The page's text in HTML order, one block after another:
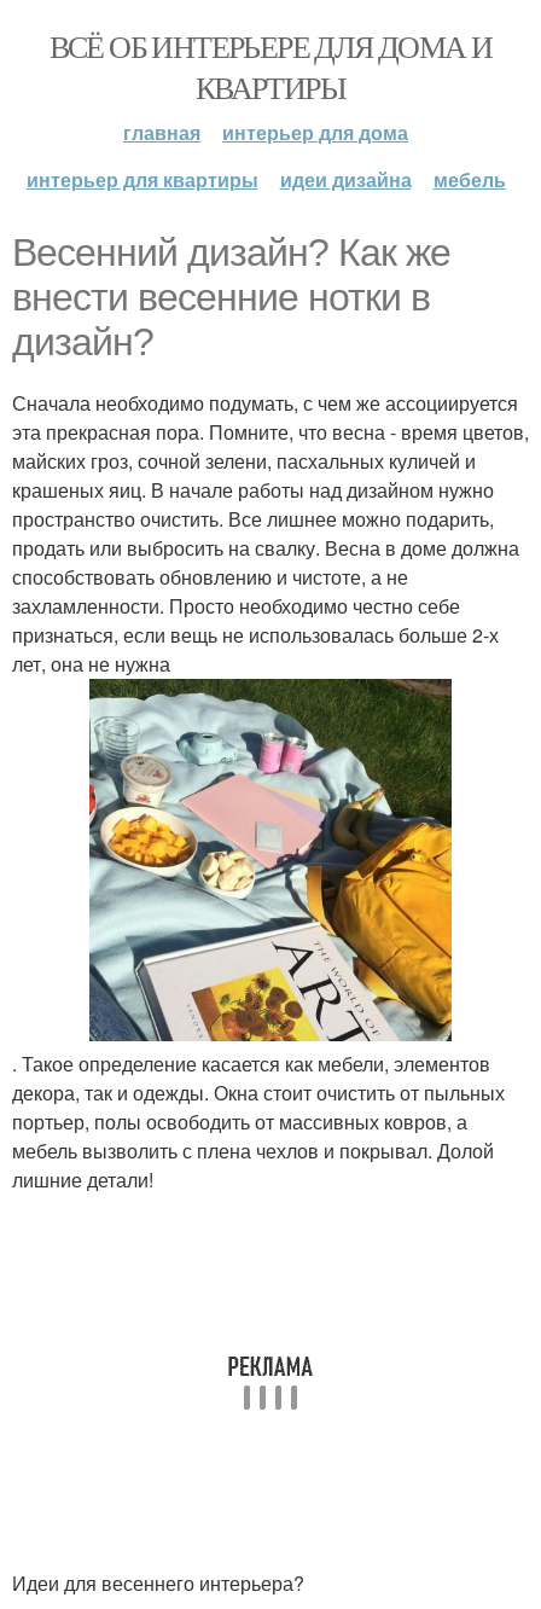
ВСЁ ОБ ИНТЕРЬЕРЕ ДЛЯ ДОМА И
КВАРТИРЫ
главная
интерьер для дома
интерьер для квартиры
идеи дизайна мебель
Весенний дизайн? Как же
внести весенние нотки в
дизайн?
Сначала необходимо подумать, с чем же ассоциируется
эта прекрасная пора. Помните, что весна - время цветов,
майских гроз, сочной зелени, пасхальных куличей и
крашеных яиц. В начале работы над дизайном нужно
пространство очистить. Все лишнее можно подарить,
продать или выбросить на свалку. Весна в доме должна
способствовать обновлению и чистоте, а не
захламленности. Просто необходимо честно себе
признаться, если вещь не использовалась больше 2-х
лет, она не нужна
. Такое определение касается как мебели, элементов
декора, так и одежды. Окна стоит очистить от пыльных
портьер, полы освободить от массивных ковров, а
мебель вызволить с плена чехлов и покрывал. Долой
лишние детали!
Идеи для весеннего интерьера?